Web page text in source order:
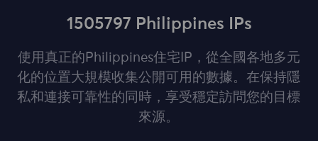
1505797 Philippines IPs
使用真正的Philippines住宅IP，從全國各地多元
化的位置大規模收集公開可用的數據。在保持隱
私和連接可靠性的同時，享受穩定訪問您的目標
來源。